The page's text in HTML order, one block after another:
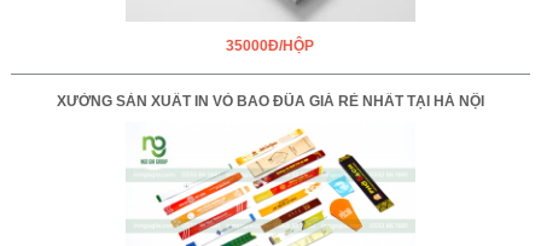
35000Đ/HỘP
XƯỞNG SẢN XUẤT IN VỎ BAO ĐŨA GIÁ RẺ NHẤT TẠI HÀ NỘI